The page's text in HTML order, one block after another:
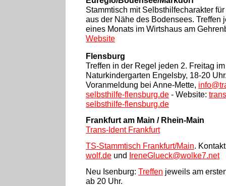
Stammtisch mit Selbsthilfecharakter
aus der Nähe des Bodensees. Treffen
eines Monats im Wirtshaus am
Website
Flensburg
Treffen in der Regel jeden 2. Freitag
Naturkindergarten Engelsby, 18-20
Voranmeldung bei Anne-Mette,
selbsthilfe-flensburg.de - Website:
selbsthilfe-flensburg.de
Frankfurt am Main / Rhein-Main
Trans-Ident Frankfurt
TS-Stammtisch Frankfurt/Main.
wolf.de und IreneGlueck@wolke7.net
Neu Isenburg: Treffen jeweils am
ab 20 Uhr.